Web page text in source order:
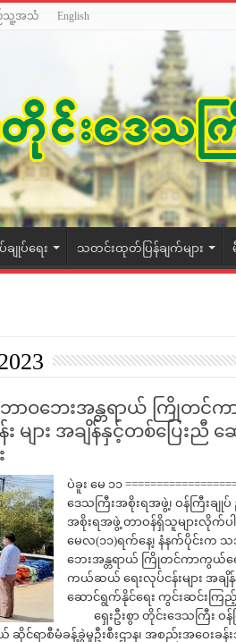
ည်သူ့အသံ English
ျုပ်ရေး သတင်းထုတ်ပြန်ချက်များ
ာဝဘေးအန္တရာယ် ကြိုတင်က
ား အချိန်နှင့်တစ်ပြေးညီ
ပဲခူး မေ ၁၁
ဒေသကြီးအစိုးရအဖွဲ့၊ ဝန်ကြီးချု
အစိုးရအဖွဲ့ တာဝန်ရှိသူများလိုက်ပ
မေလ(၁၁)ရက်နေ့၊ နံနက်ပိုင်းက
ဘေးအန္တရာယ် ကြိုတင်ကာကွယ်ရ
ကယ်ဆယ် ရေးလုပ်ငန်းများ အချိ
ဆောင်ရွက်နိုင်ရေး ကွင်းဆင်းက
ရှေးဦးစွာ တိုင်းဒေသကြီး ဝန်က
င်ရာစီမံခန့်ခွဲမှုဦးစီးဌာန၊ အစည်းအဝေးခန်